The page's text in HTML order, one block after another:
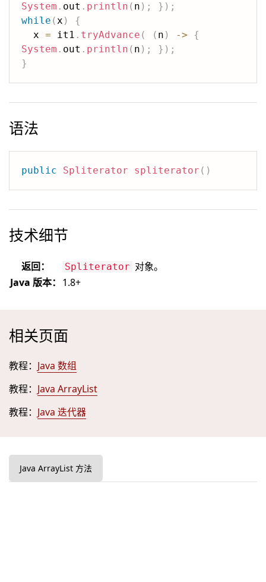
System . out . println ( n ) ; } ) ;
while (x )
{
  x
= it1 . tryAdvance ( ( n ) ->
{
System . out . println ( n ) ; } ) ;
}
语法
public Spliterator spliterator ( )
技术细节
返回： Spliterator 对象。
Java 版本： 1.8+
相关页面
教程： Java 数组
教程： Java ArrayList
教程： Java 迭代器
Java ArrayList 方法